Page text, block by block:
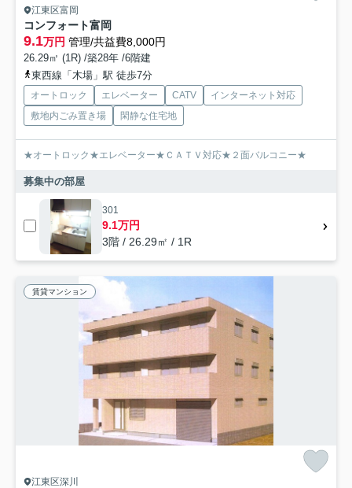
江東区富岡
コンフォート富岡
9.1万円 管理/共益費8,000円
26.29㎡ (1R) /築28年 /6階建
東西線「木場」駅 徒歩7分
オートロック エレベーター CATV
インターネット対応
敷地内ごみ置き場
閑静な住宅地
★オートロック★エレベーター★ＣＡＴＶ対応★２面バルコニー★
募集中の部屋
301
9.1万円
3階 / 26.29㎡ / 1R
賃貸マンション
江東区深川